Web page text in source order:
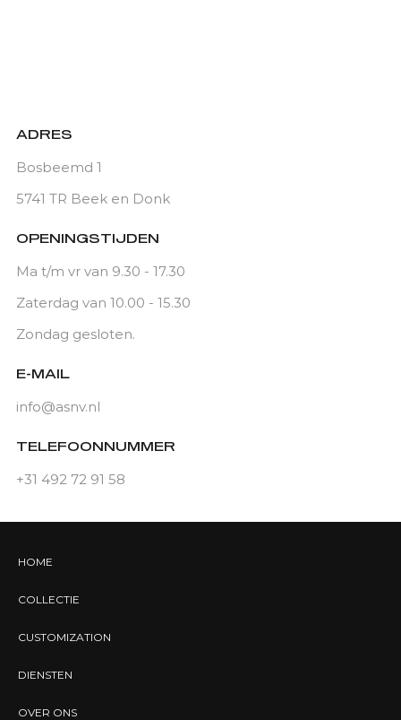
ADRES
Bosbeemd 1
5741 TR Beek en Donk
OPENINGSTIJDEN
Ma t/m vr van 9.30 - 17.30
Zaterdag van 10.00 - 15.30
Zondag gesloten.
E-MAIL
info@asnv.nl
TELEFOONNUMMER
+31 492 72 91 58
HOME
COLLECTIE
CUSTOMIZATION
DIENSTEN
OVER ONS